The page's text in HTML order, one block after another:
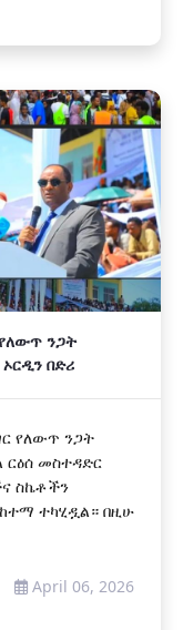
ንጋት
በድሪ
የለውጥ ንጋት
ርዕሰ መስተዳድር
ስኬቶችን
ተካሂዷል። በዚሁ
April 06, 2026